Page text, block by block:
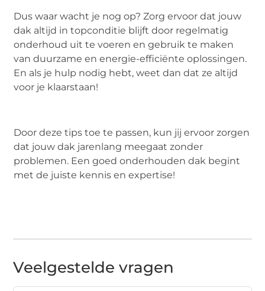
Dus waar wacht je nog op? Zorg ervoor dat jouw
dak altijd in topconditie blijft door regelmatig
onderhoud uit te voeren en gebruik te maken
van duurzame en energie-efficiënte oplossingen.
En als je hulp nodig hebt, weet dan dat ze altijd
voor je klaarstaan!
Door deze tips toe te passen, kun jij ervoor zorgen
dat jouw dak jarenlang meegaat zonder
problemen. Een goed onderhouden dak begint
met de juiste kennis en expertise!
Veelgestelde vragen